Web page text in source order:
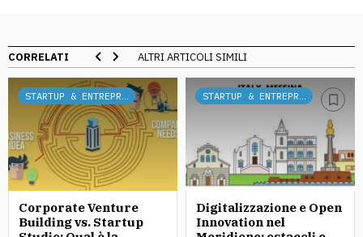
CORRELATI ALTRI ARTICOLI SIMILI
STARTUP & ENTREPRENEURSHIP
Corporate Venture
Building vs. Startup
STARTUP & ENTREPRENEURSHIP
Digitalizzazione e Open
Innovation nel